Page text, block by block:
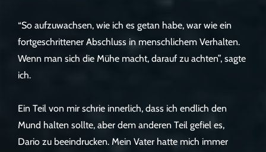
“So aufzuwachsen, wie ich es getan habe, war wie ein
fortgeschrittener Abschluss in menschlichem Verhalten.
Wenn man sich die Mühe macht, darauf zu achten”, sagte
ich.
Ein Teil von mir schrie innerlich, dass ich endlich den
Mund halten sollte, aber dem anderen Teil gefiel es,
Dario zu beeindrucken. Mein Vater hatte mich immer